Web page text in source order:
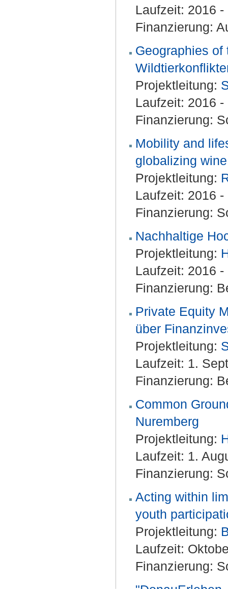
Laufzeit: 2016
Finanzierung:
Geographies
Projektleitung:
Laufzeit: 2016
Finanzierung:
Mobility and
globalizing
Projektleitung:
Laufzeit: 2016
Finanzierung:
Nachhaltige
Projektleitung:
Laufzeit: 2016
Finanzierung:
Private Equity
über
Projektleitung:
Laufzeit: 1.
Finanzierung:
Common
Nuremberg
Projektleitung:
Laufzeit: 1.
Finanzierung:
Acting within
youth
Projektleitung:
Laufzeit:
Finanzierung: